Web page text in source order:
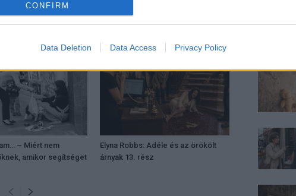
CONFIRM
Data Deletion Data Access Privacy Policy
– Miért nem
amikor segítséget
Elyna Robbs: Adéle és az örökölt
árnyak 13. rész